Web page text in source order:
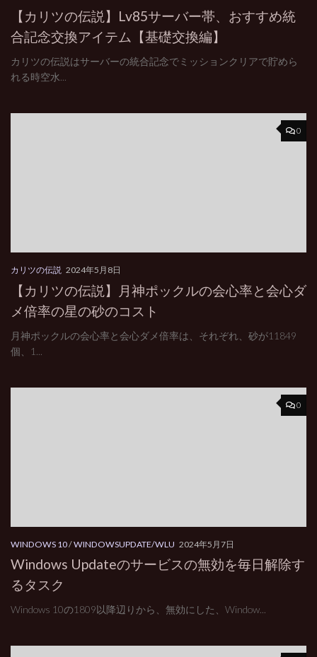
【カリツの伝説】Lv85サーバー帯、おすすめ統
合記念交換アイテム【基礎交換編】
カリツの伝説はサーバーの統合記念でミッションクリアで貯めら
れる時空水...
0
カリツの伝説 2024年5月8日
【カリツの伝説】月神ポックルの会心率と会心ダ
メ倍率の星の砂のコスト
月神ポックルの会心率と会心ダメ倍率は、それぞれ、砂が11849
個、1...
0
WINDOWS 10/WINDOWSUPDATE/WLU 2024年5月7日
Windows Updateのサービスの無効を毎日解除す
るタスク
Windows 10の1809以降辺りから、無効にした、Window...